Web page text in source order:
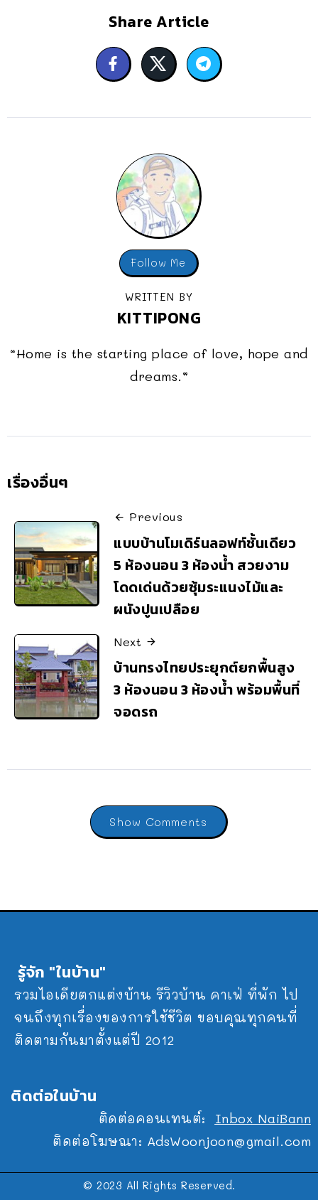
Share Article
Follow Me
WRITTEN BY
KITTIPONG
“Home is the starting place of love, hope and
dreams.”
เรื่องอื่นๆ
Previous
แบบบ้านโมเดิร์นลอฟท์ชั้นเดียว
5 ห้องนอน 3 ห้องน้ำ สวยงาม
โดดเด่นด้วยซุ้มระแนงไม้และ
ผนังปูนเปลือย
Next
บ้านทรงไทยประยุกต์ยกพื้นสูง
3 ห้องนอน 3 ห้องน้ำ พร้อมพื้นที่
จอดรถ
Show Comments
รู้จัก "ในบ้าน"
รวมไอเดียตกแต่งบ้าน รีวิวบ้าน คาเฟ่ ที่พัก ไป
จนถึงทุกเรื่องของการใช้ชีวิต ขอบคุณทุกคนที่
ติดตามกันมาตั้งแต่ปี 2012
ติดต่อในบ้าน
ติดต่อคอนเทนต์: Inbox NaiBann
ติดต่อโฆษณา: AdsWoonjoon@gmail.com
© 2023 All Rights Reserved.